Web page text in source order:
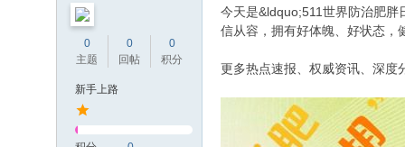
0
主题
0
回帖
0
积分
新手上路
今天是&ldquo;511世界防治肥
信从容，拥有好体魄、好状态，
更多热点速报、权威资讯、深度